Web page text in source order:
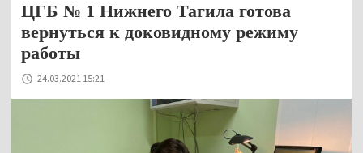
ЦГБ № 1 Нижнего Тагила готова
вернуться к доковидному режиму
работы
24.03.2021 15:21